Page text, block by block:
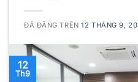
ĐÃ ĐĂNG TRÊN12 THÁNG 9,
12
Th9